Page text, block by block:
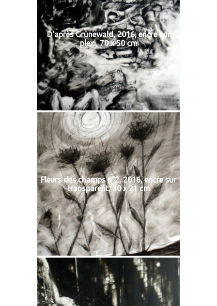
D'après Grünewald, 2016, encre sur
plexi, 70 x 50 cm
Fleurs des champs n°2, 2016, encre sur
transparent, 30 x 21 cm